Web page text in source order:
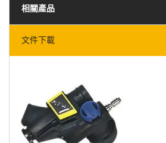
相關產品
文件下載